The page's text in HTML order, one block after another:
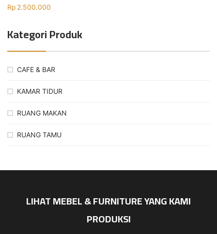
Kategori Produk
CAFE & BAR
KAMAR TIDUR
RUANG MAKAN
RUANG TAMU
Rp 2.500.000
LIHAT MEBEL & FURNITURE YANG KAMI
PRODUKSI